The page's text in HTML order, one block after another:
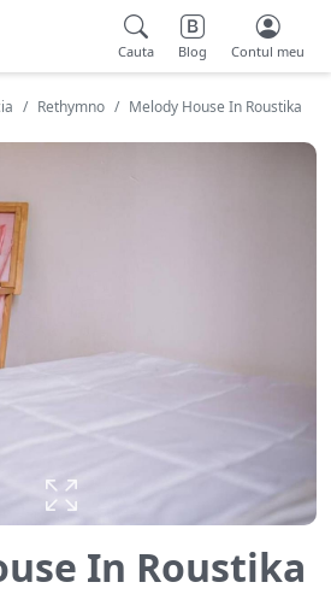
Cauta Blog Contul meu
Rethymno Melody House In Roustika
In Roustika